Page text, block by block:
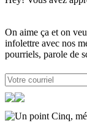
On aime ça et on
infolettre avec nos
pourriels, parole de